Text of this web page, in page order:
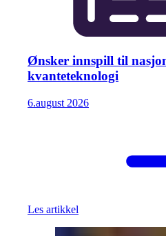
Ønsker innspill til
kvanteteknologi
6.august 2026
Les artikkel